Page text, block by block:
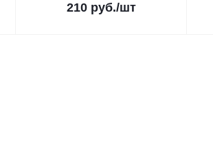
210 руб./шт